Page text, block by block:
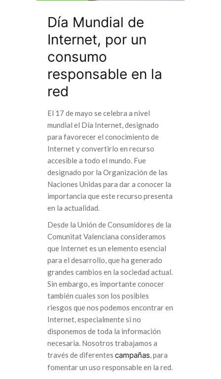
Día Mundial de
Internet, por un
consumo
responsable en la
red
El 17 de mayo se celebra a nivel
mundial el Día Internet, designado
para favorecer el conocimiento de
Internet y convertirlo en recurso
accesible a todo el mundo. Fue
designado por la Organización de las
Naciones Unidas para dar a conocer la
importancia que este recurso presenta
en la actualidad.
Desde la Unión de Consumidores de la
Comunitat Valenciana consideramos
que Internet es un elemento esencial
para el desarrollo, que ha generado
grandes cambios en la sociedad actual.
Sin embargo, es importante conocer
también cuales son los posibles
riesgos que nos podemos encontrar en
Internet, especialmente si no
disponemos de toda la información
necesaria. Nosotros trabajamos a
través de diferentes campañas, para
fomentar un uso responsable en la red.